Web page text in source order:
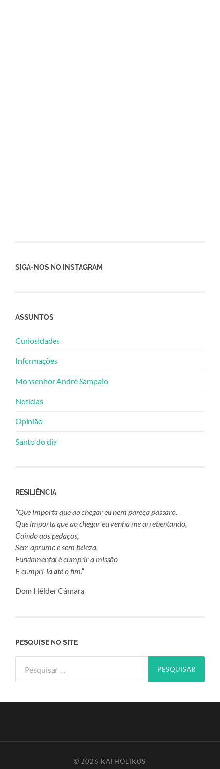
SIGA-NOS NO INSTAGRAM
ASSUNTOS
Curiosidades
Informações
Monsenhor André Sampaio
Notícias
Opinião
Santo do dia
RESILIÊNCIA
“Que importa que ao chegar eu nem pareça pássaro.
Que importa que ao chegar eu venha me arrebentando,
Caindo aos pedaços,
Sem aprumo e sem beleza.
Fundamental é cumprir a missão
E cumpri-la até o fim.”
Dom Hélder Câmara
PESQUISE NO SITE
por:
© 2026 KATHOLIKOS